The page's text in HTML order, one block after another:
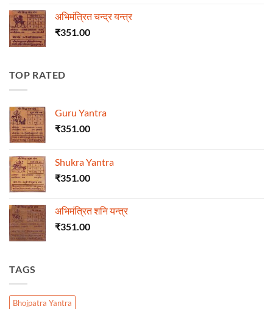
अभिमंत्रित चन्द्र यन्त्र
₹351.00
TOP RATED
Guru Yantra
₹351.00
Shukra Yantra
₹351.00
अभिमंत्रित शनि यन्त्र
₹351.00
TAGS
Bhojpatra Yantra